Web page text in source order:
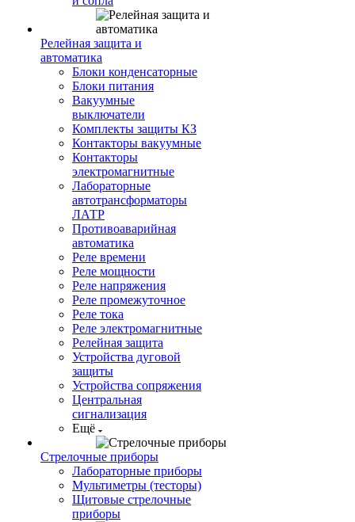
Релейная защита и
автоматика
Блоки конденсаторные
Блоки питания
Вакуумные
выключатели
Комплекты защиты КЗ
Контакторы вакуумные
Контакторы
электромагнитные
Лабораторные
автотрансформаторы
ЛАТР
Противоаварийная
автоматика
Реле времени
Реле мощности
Реле напряжения
Реле промежуточное
Реле тока
Реле электромагнитные
Релейная защита
Устройства дуговой
защиты
Устройства сопряжения
Центральная
сигнализация
Ещё
Стрелочные приборы
Лабораторные приборы
Мультиметры (тесторы)
Щитовые стрелочные
приборы